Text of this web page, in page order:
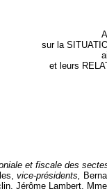
sur la
et leurs
et fiscale des
vice-présidents,
Jérôme Lambert,